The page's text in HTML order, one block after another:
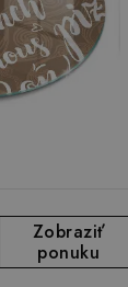
Zobraziť
ponuku